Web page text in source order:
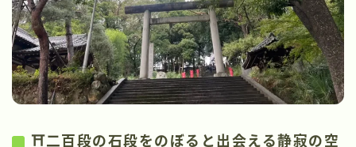
⛩二百段の石段をのぼると出会える静寂の空